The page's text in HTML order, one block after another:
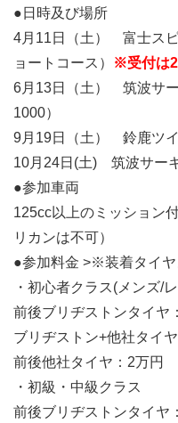
●日時及び場所
4月11日（土） 富士ス
ョートコース）
※受付は
6月13日（土） 筑波サ
1000）
9月19日（土） 鈴鹿ツイ
10月24日(土) 筑波サー
●参加車両
125cc以上のミッション
リカンは不可）
●参加料金 >※装着タイヤ
・初心者クラス(メンズ/
前後ブリヂストンタイヤ
ブリヂストン+他社タイ
前後他社タイヤ：2万円
・初級・中級クラス
前後ブリヂストンタイヤ